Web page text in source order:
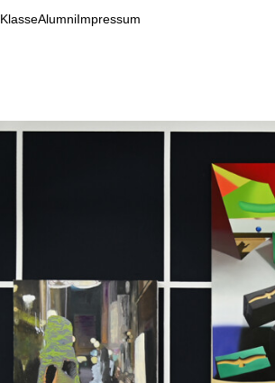
KlasseAlumniImpressum